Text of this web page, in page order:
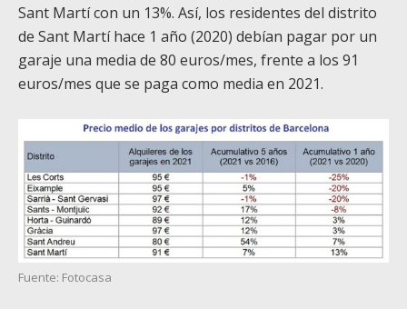
Sant Martí con un 13%. Así, los residentes del distrito
de Sant Martí hace 1 año (2020) debían pagar por un
garaje una media de 80 euros/mes, frente a los 91
euros/mes que se paga como media en 2021.
Fuente: Fotocasa